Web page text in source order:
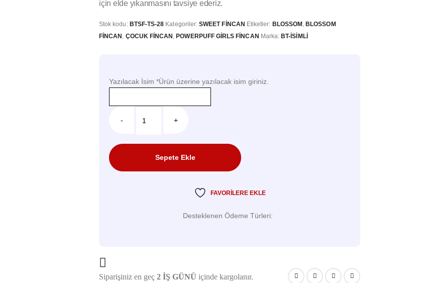
için elde yıkanmasını tavsiye ederiz.
Stok kodu: BTSF-TS-28 Kategoriler:SWEET FINCAN Etiketler: BLOSSOM , BLOSSOM
FINCAN , ÇOCUK FINCAN , POWERPUFF GIRLS FINCAN Marka: BT-İSIMLI
Yazılacak İsim *Ürün üzerine yazılacak isim giriniz.
- +
Sepete Ekle
FAVORILERE EKLE
Desteklenen Ödeme Türleri:
Siparişiniz en geç 2 İŞ GÜNÜ içinde kargolanır.